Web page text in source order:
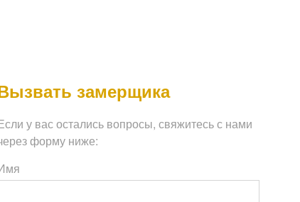
замерщика
у вас остались вопросы, свяжитесь с нами
форму ниже: